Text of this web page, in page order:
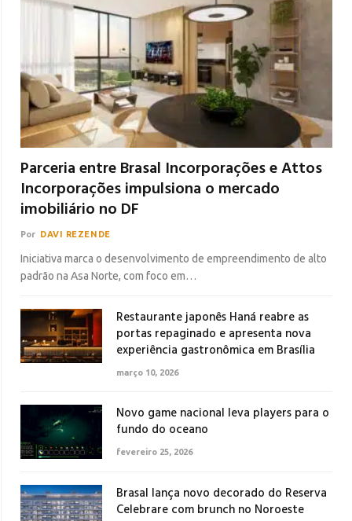
Parceria entre Brasal Incorporações e Attos
Incorporações impulsiona o mercado
imobiliário no DF
Por DAVI REZENDE
Iniciativa marca o desenvolvimento de empreendimento de alto
padrão na Asa Norte, com foco em…
Restaurante japonês Haná reabre as
portas repaginado e apresenta nova
experiência gastronômica em Brasília
março 10, 2026
Novo game nacional leva players para o
fundo do oceano
fevereiro 25, 2026
Brasal lança novo decorado do Reserva
Celebrare com brunch no Noroeste